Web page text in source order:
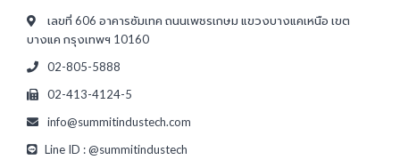
เลขที่ 606 อาคารซัมเทค ถนนเพชรเกษม แขวงบางแคเหนือ เขต
บางแค กรุงเทพฯ 10160
02-805-5888
02-413-4124-5
info@summitindustech.com
Line ID : @summitindustech